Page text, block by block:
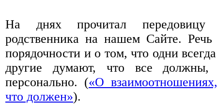
На днях прочитал передовицу
родственника на нашем Сайте.
порядочности и о том, что одни
другие думают, что все
персонально. («О
что должен»).